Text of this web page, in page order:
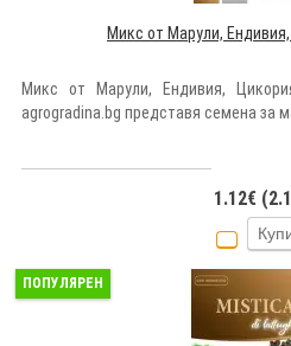
Микс от Марули,
Микс от Марули, Ендивия,
agrogradina.bg представя семена за
1.12€
ПОПУЛЯРЕН